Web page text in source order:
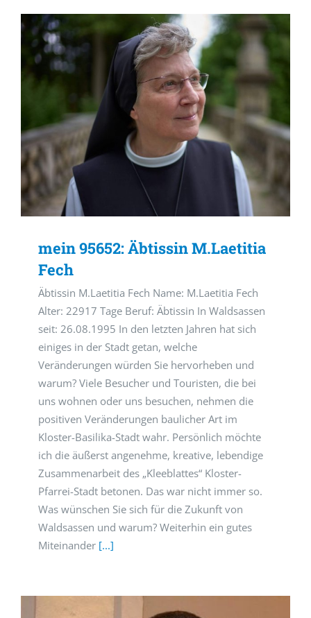
mein 95652: Äbtissin M.Laetitia
Fech
Äbtissin M.Laetitia Fech Name: M.Laetitia Fech
Alter: 22917 Tage Beruf: Äbtissin In Waldsassen
seit: 26.08.1995 In den letzten Jahren hat sich
einiges in der Stadt getan, welche
Veränderungen würden Sie hervorheben und
warum? Viele Besucher und Touristen, die bei
uns wohnen oder uns besuchen, nehmen die
positiven Veränderungen baulicher Art im
Kloster-Basilika-Stadt wahr. Persönlich möchte
ich die äußerst angenehme, kreative, lebendige
Zusammenarbeit des „Kleeblattes“ Kloster-
Pfarrei-Stadt betonen. Das war nicht immer so.
Was wünschen Sie sich für die Zukunft von
Waldsassen und warum? Weiterhin ein gutes
Miteinander [...]